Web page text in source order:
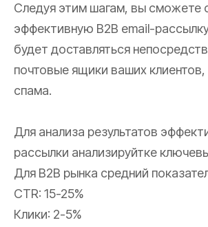
Следуя этим шагам, вы сможете
эффективную B2B email-
будет доставляться
почтовые ящики ваших клиентов,
спама.
Для анализа результатов
рассылки анализируйтке
Для B2B рынка средний
CTR: 15-25%
Клики: 2-5%